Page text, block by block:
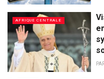
AFRIQUE CENTRALE